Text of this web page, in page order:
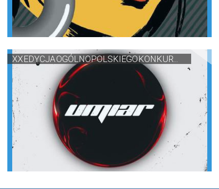
XX EDYCJA OGÓLNOPOLSKIEGO KONKUR...